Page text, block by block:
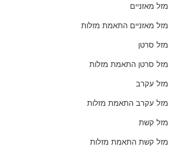
מזל מאזניים
מזל מאזניים התאמת מזלות
מזל סרטן
מזל סרטן התאמת מזלות
מזל עקרב
מזל עקרב התאמת מזלות
מזל קשת
מזל קשת התאמת מזלות